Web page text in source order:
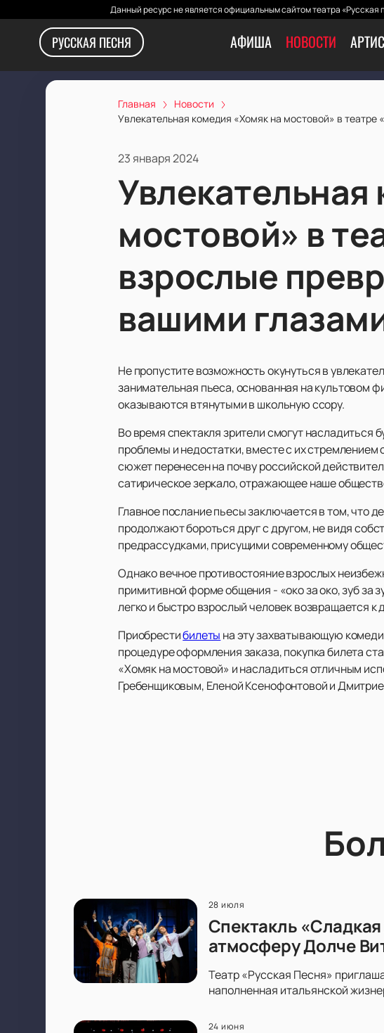
Данный ресурс не является официальным сайтом театра
РУССКАЯ ПЕСНЯ АФИША НОВОСТИ
Главная
Новости
Увлекательная комедия «Хомяк на мостовой» в
23 января 2024
мостовой» в
взрослые
вашими
Не пропустите возможность окунуться в
занимательная пьеса, основанная на культовом
оказываются втянутыми в школьную ссору.
Во время спектакля зрители смогут
проблемы и недостатки, вместе с их
сюжет перенесен на почву российской
сатирическое зеркало, отражающее наше
Главное послание пьесы заключается в том, что
продолжают бороться друг с другом, не видя
предрассудками, присущими современному
Однако вечное противостояние взрослых
примитивной форме общения - «око за око, зуб за
легко и быстро взрослый человек возвращается
Приобрестибилеты на эту захватывающую
процедуре оформления заказа, покупка билета
«Хомяк на мостовой» и насладиться отличным
Гребенщиковым, Еленой Ксенофонтовой и
28 июля
Спектакль
атмосферу Долче
Театр «Русская Песня»
наполненная итальянской
24 июня